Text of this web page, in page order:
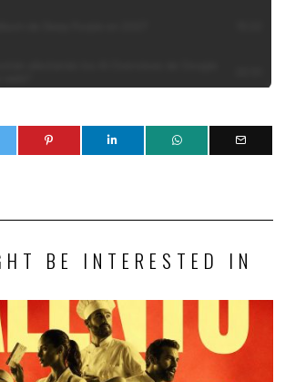
BE INTERESTED IN